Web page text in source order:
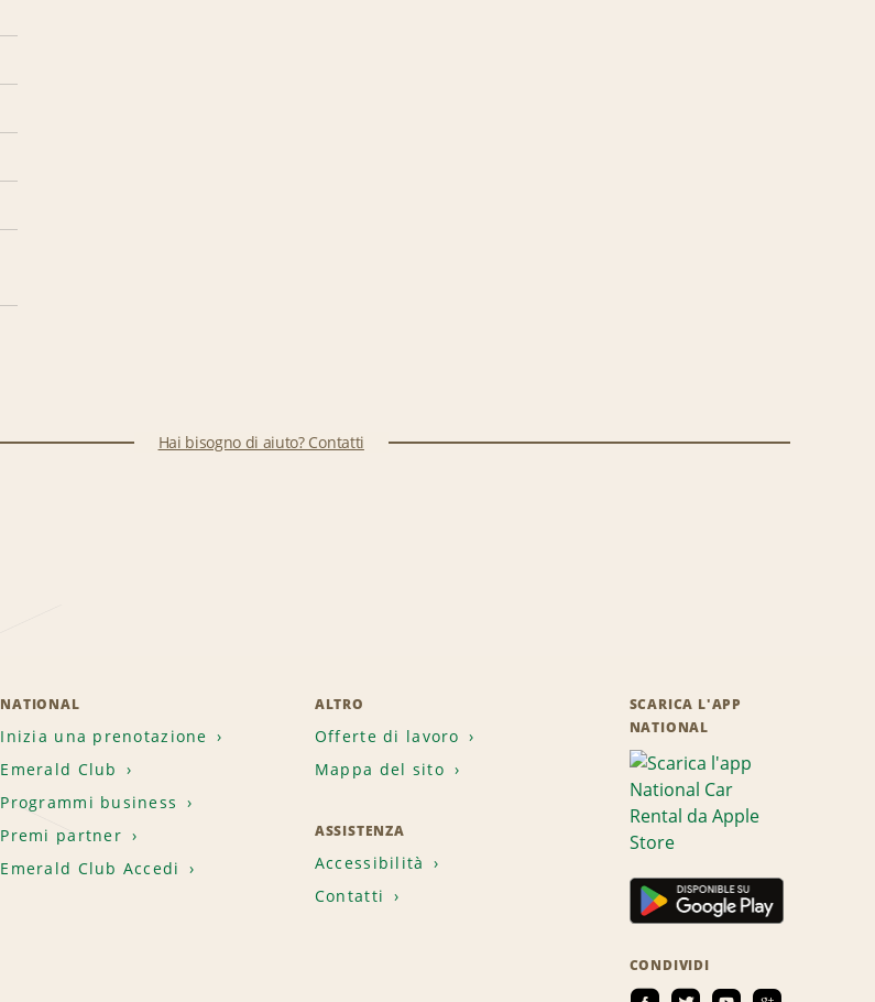
Hai bisogno di aiuto? Contatti
NATIONAL
Inizia una prenotazione
Emerald Club
Programmi business
Premi partner
Emerald Club Accedi
ALTRO
Offerte di lavoro
Mappa del sito
ASSISTENZA
Accessibilità
Contatti
SCARICA L'APP
NATIONAL
CONDIVIDI